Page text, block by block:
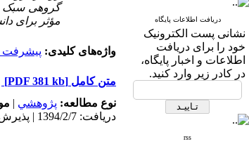
دریافت اطلاعات پایگاه
نشانی پست الکترونیک
خود را برای دریافت
اطلاعات و اخبار پایگاه،
در کادر زیر وارد کنید.
rss
گروهی سبک
مؤثر برای
واژه‌های کلیدی: پیشرفت
متن کامل [PDF 381 kb]
نوع مطالعه: پژوهشي |
دریافت: 1394/2/7 | پذیرش: 1394/12/16 | انتشار: 1395/10/18